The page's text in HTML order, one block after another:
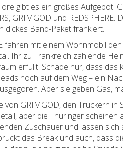
gibt es ein großes Aufgebot.
GRIMGOD und
dickes Band-Paket frankiert.
fahren mit einem Wohnmobil
Ihr zu Frankreich zählende
erfüllt. Schade nur, dass
noch auf dem Weg – ein
Aber sie geben Gas,
GRIMGOD, den Truckern
aber die Thüringer
Zuschauer und lassen
das Break und auch, dass